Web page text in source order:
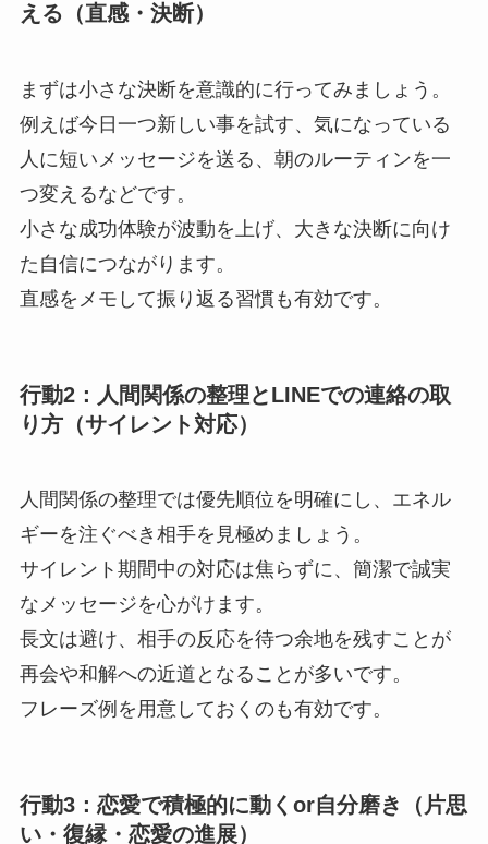
える（直感・決断）
まずは小さな決断を意識的に行ってみましょう。
例えば今日一つ新しい事を試す、気になっている
人に短いメッセージを送る、朝のルーティンを一
つ変えるなどです。
小さな成功体験が波動を上げ、大きな決断に向け
た自信につながります。
直感をメモして振り返る習慣も有効です。
行動2：人間関係の整理とLINEでの連絡の取
り方（サイレント対応）
人間関係の整理では優先順位を明確にし、エネル
ギーを注ぐべき相手を見極めましょう。
サイレント期間中の対応は焦らずに、簡潔で誠実
なメッセージを心がけます。
長文は避け、相手の反応を待つ余地を残すことが
再会や和解への近道となることが多いです。
フレーズ例を用意しておくのも有効です。
行動3：恋愛で積極的に動くor自分磨き（片思
い・復縁・恋愛の進展）